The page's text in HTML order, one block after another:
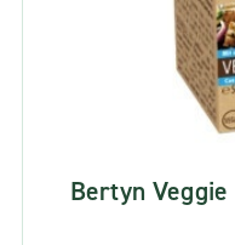
Bertyn